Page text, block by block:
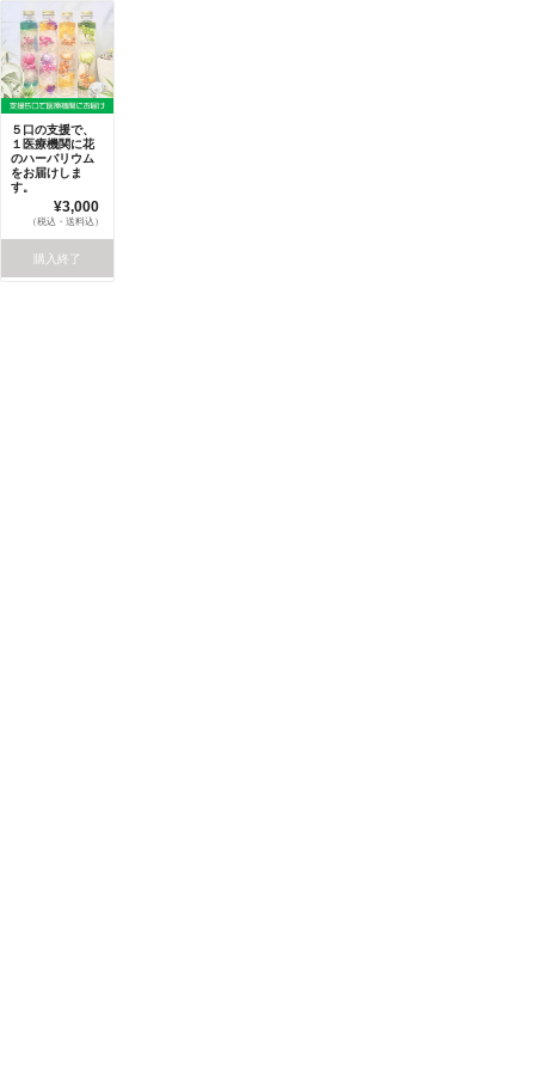
５口の支援で、
１医療機関に花
のハーバリウム
をお届けしま
す。
¥3,000
（税込・送料込）
購入終了